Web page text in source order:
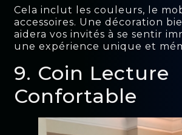
Cela inclut les couleurs, le
accessoires. Une décoration
aidera vos invités à se sentir
une expérience unique et
9. Coin Lecture
Confortable